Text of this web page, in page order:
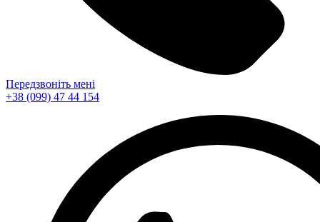
Передзвоніть мені
+38 (099) 47 44 154